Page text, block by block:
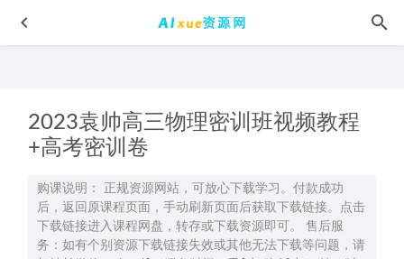
2023袁帅高三物理密训班视频教程
+高考密训卷
购课说明： 正规资源网站，可放心下载学习。付款成功
后，返回原课程页面，手动刷新页面后获取下载链接。点击
下载链接进入课程网盘，转存或下载资源即可。 售后服
务：如有个别资源下载链接失效或其他无法下载等问题，请
2026年罗斐然高一语文a+上学期秋季班 2025-10-11
2026林婉晴高二物理上学期暑假班网课教程 2025-07-14